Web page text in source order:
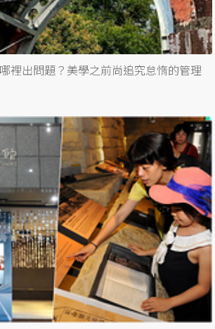
裡出問題？美學之前尚追究怠惰的管理